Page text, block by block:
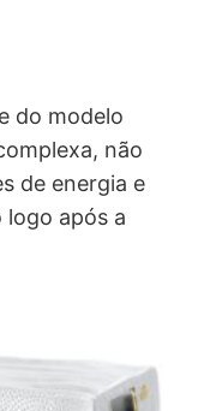
do modelo
não
de energia e
após a